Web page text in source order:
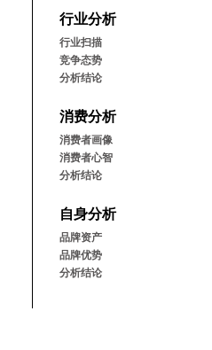
⾏业分析
⾏业扫描
竞争态势
分析结论
消费分析
消费者画像
消费者⼼智
分析结论
⾃⾝分析
品牌资产
品牌优势
分析结论